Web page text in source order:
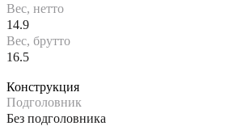
Вес, нетто
14.9
Вес, брутто
16.5
Конструкция
Подголовник
Без подголовника